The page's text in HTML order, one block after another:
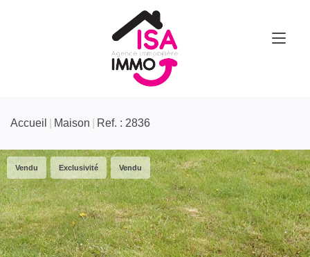
Accueil Maison Ref. : 2836
Vendu Exclusivité Vendu